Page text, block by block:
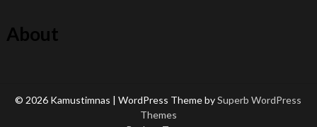
About
© 2026 Kamustimnas | WordPress Theme bySuperb WordPress
Themes